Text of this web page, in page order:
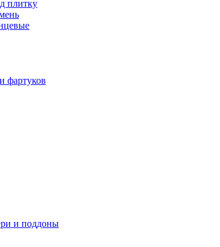
плитку
фартуков
и поддоны